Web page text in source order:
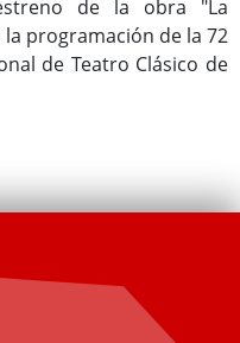
de la obra "La
programación de la 72
de Teatro Clásico de